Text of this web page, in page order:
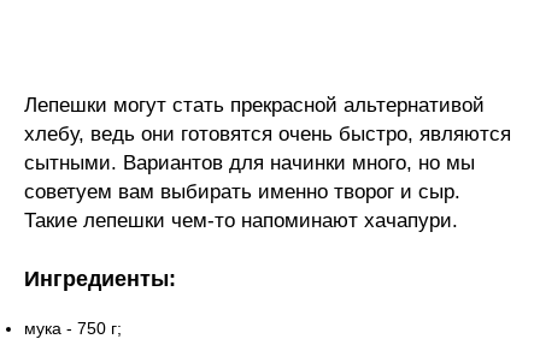
Лепешки могут стать прекрасной альтернативой
хлебу, ведь они готовятся очень быстро, являются
сытными. Вариантов для начинки много, но мы
советуем вам выбирать именно творог и сыр.
Такие лепешки чем-то напоминают хачапури.
Ингредиенты:
мука - 750 г;